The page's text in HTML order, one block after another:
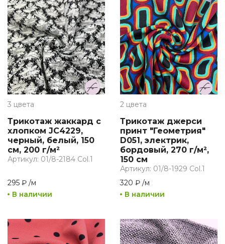
3 цвета
Трикотаж жаккард с
хлопком JC4229,
черный, белый, 150
см, 200 г/м²
Артикул: 01/8-2184 Col.1
295 ₽ /м
В наличии
2 цвета
Трикотаж джерси
принт "Геометрия"
D051, электрик,
бордовый, 270 г/м²,
150 см
Артикул: 01/8-1929 Col.1
320 ₽ /м
В наличии